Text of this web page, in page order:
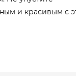
и красивым с